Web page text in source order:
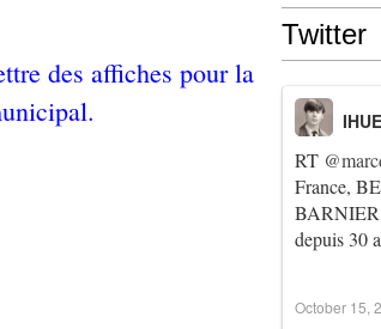
des affiches pour la
Twitter
RT
France,
BARNIER
depuis 30
October 15,